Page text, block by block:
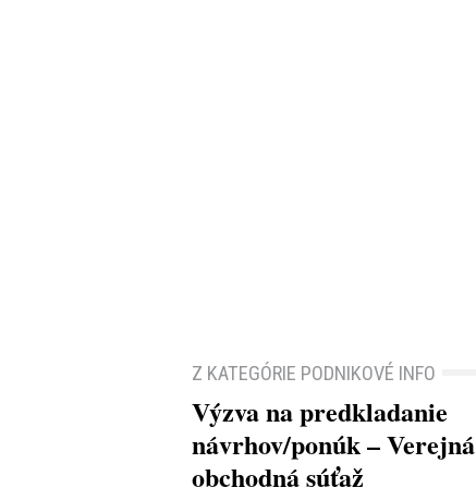
Z KATEGÓRIE PODNIKOVÉ INFO
Výzva na predkladanie
návrhov/ponúk – Verejná
obchodná súťaž